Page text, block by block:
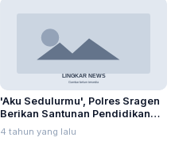
'Aku Sedulurmu', Polres Sragen
Berikan Santunan Pendidikan
Anak Yatim Piatu
4 tahun yang lalu